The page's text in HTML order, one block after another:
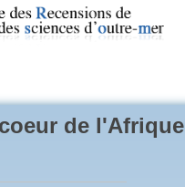
de l'Afrique